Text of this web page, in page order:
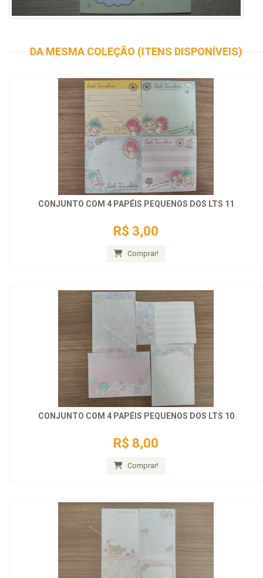
DA MESMA COLEÇÃO (ITENS DISPONÍVEIS)
CONJUNTO COM 4 PAPÉIS PEQUENOS DOS LTS 11
R$ 3,00
Comprar!
CONJUNTO COM 4 PAPÉIS PEQUENOS DOS LTS 10
R$ 8,00
Comprar!